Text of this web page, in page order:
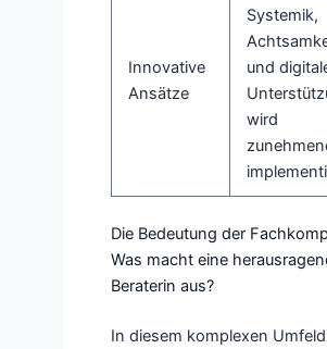
Innovative
Ansätze
Systemik,
und
wird
Die Bedeutung der
Was macht eine
Beraterin aus?
In diesem komplexen Umfeld